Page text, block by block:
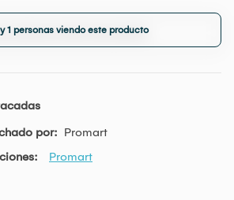
1 personas viendo este producto
por: Promart
Promart